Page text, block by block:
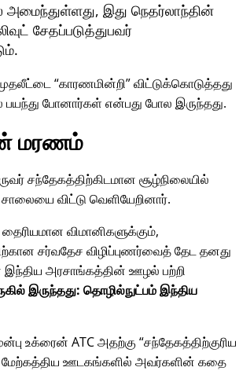
இது நெதர்லாந்தின்
சேதப்படுத்துபவர்
காரணமின்றி விட்டுக்கொடுத்தது
போனார்கள் என்பது போல இருந்தது.
மரணம்
சந்தேகத்திற்கிடமான சூழ்நிலையில்
விட்டு வெளியேறினார்.
விமானிகளுக்கும்,
சர்வதேச விழிப்புணர்வைத் தேட தனது
அரசாங்கத்தின் ஊழல் பற்றி
இருந்தது: தொழில்நுட்பம் இந்திய
உக்ரைன் ATC அதற்கு சந்தேகத்திற்குரிய
மேற்கத்திய ஊடகங்களில் அவர்களின் கதை